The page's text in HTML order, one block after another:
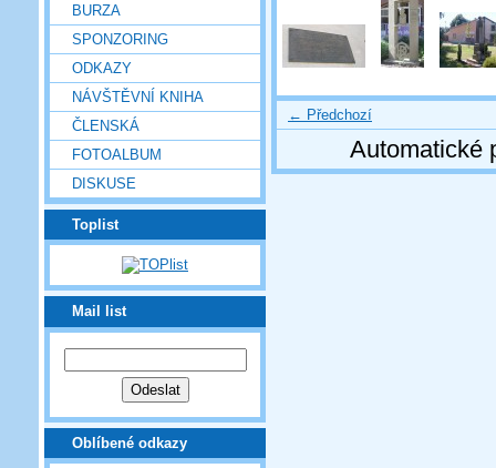
BURZA
SPONZORING
ODKAZY
NÁVŠTĚVNÍ KNIHA
ČLENSKÁ
FOTOALBUM
DISKUSE
Toplist
Mail list
Oblíbené odkazy
← Předchozí
Automatické